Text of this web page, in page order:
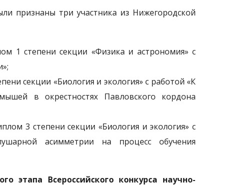
признаны три участника из Нижегородской
1 степени секции «Физика и астрономия» с
секции «Биология и экология» с работой «К
в окрестностях Павловского кордона
3 степени секции «Биология и экология» с
асимметрии на процесс обучения
этапа Всероссийского конкурса научно-